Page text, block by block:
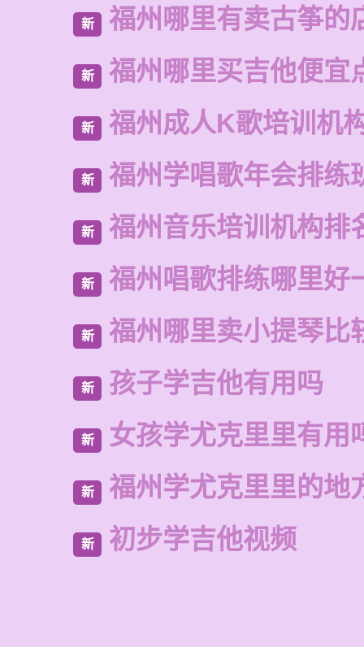
新 福州哪里有卖古筝的
新 福州哪里买吉他便宜
新 福州成人K歌培训机
新 福州学唱歌年会排练
新 福州音乐培训机构排
新 福州唱歌排练哪里好
新 福州哪里卖小提琴比
新 孩子学吉他有用吗
新 女孩学尤克里里有用
新 福州学尤克里里的地
新 初步学吉他视频